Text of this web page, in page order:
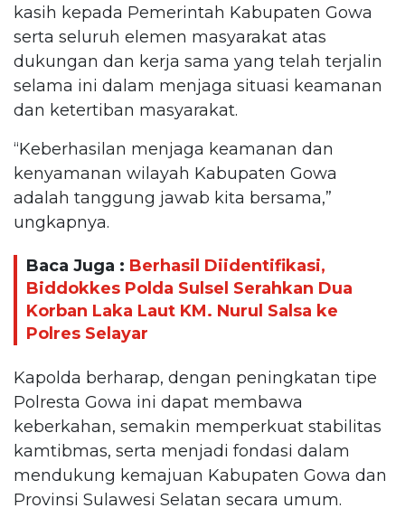
kasih kepada Pemerintah Kabupaten Gowa
serta seluruh elemen masyarakat atas
dukungan dan kerja sama yang telah terjalin
selama ini dalam menjaga situasi keamanan
dan ketertiban masyarakat.
“Keberhasilan menjaga keamanan dan
kenyamanan wilayah Kabupaten Gowa
adalah tanggung jawab kita bersama,”
ungkapnya.
Baca Juga : Berhasil Diidentifikasi,
Biddokkes Polda Sulsel Serahkan Dua
Korban Laka Laut KM. Nurul Salsa ke
Polres Selayar
Kapolda berharap, dengan peningkatan tipe
Polresta Gowa ini dapat membawa
keberkahan, semakin memperkuat stabilitas
kamtibmas, serta menjadi fondasi dalam
mendukung kemajuan Kabupaten Gowa dan
Provinsi Sulawesi Selatan secara umum.